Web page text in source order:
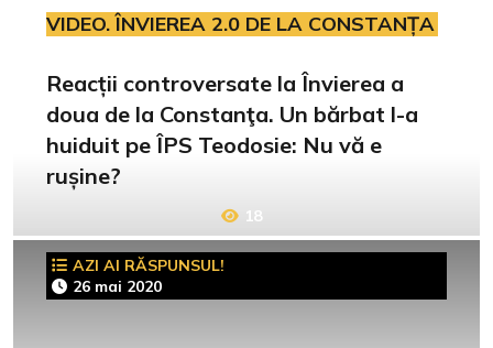
VIDEO. ÎNVIEREA 2.0 DE LA CONSTANȚA
Reacții controversate la Învierea a
doua de la Constanţa. Un bărbat l-a
huiduit pe ÎPS Teodosie: Nu vă e
rușine?
18
AZI AI RĂSPUNSUL!
26 mai 2020